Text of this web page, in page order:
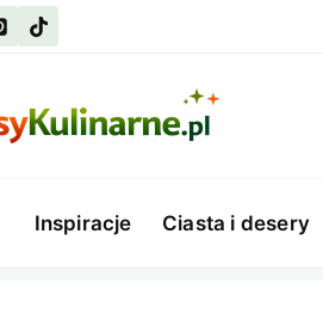
Inspiracje Ciasta i desery